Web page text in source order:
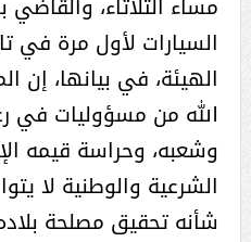
السيارات لأول مرة في
الهيئة، في بيانها، إن
الله من مسؤوليات في
وشعبه، وحراسة قيمه
الشرعية والوطنية لا
شأنه تحقيق مصلحة